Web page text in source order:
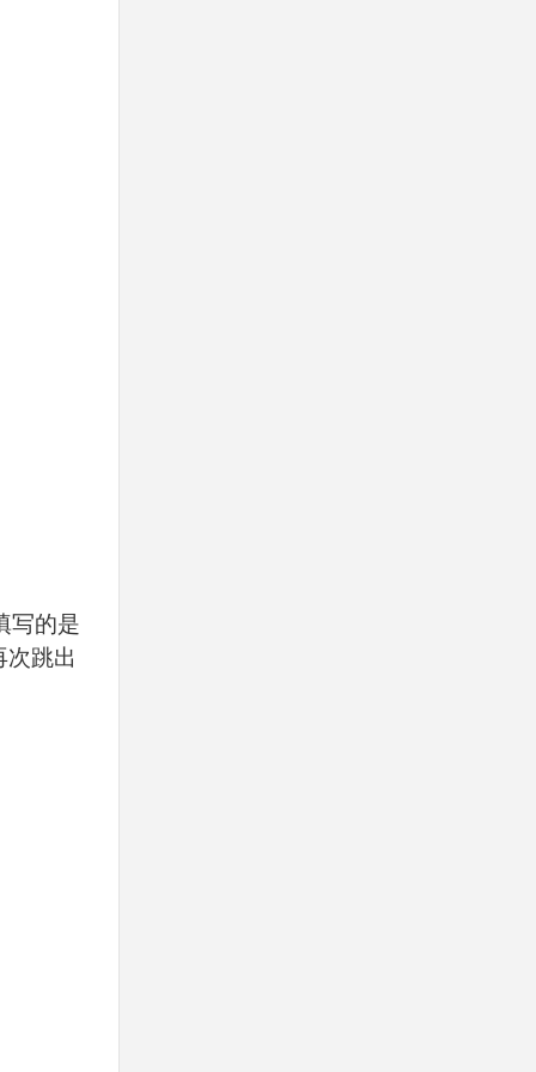
写的是
跳出